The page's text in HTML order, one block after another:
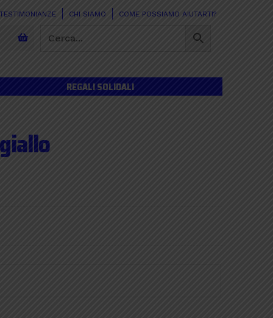
TESTIMONIANZE CHI SIAMO COME POSSIAMO AIUTARTI?
REGALI SOLIDALI